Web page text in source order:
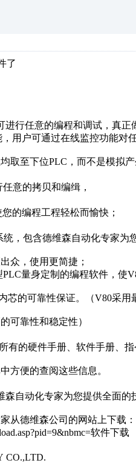
了
进行任意的编程和调试，真正
用户可通过在线监控功能对
取至下位PLC，而不是模拟
意的拷贝和编缉，
的编程工程轻松而愉快；
统，包含德维森自动化专家为
众，使用更简捷；
PLC量身定制的编程软件，使
芯的可靠性保证。（V80采
可靠性和稳定性）
有的硬件手册、软件手册、
方便的查阅这些信息。
森自动化专家为您提供全面的
从德维森公司的网站上下载：
软件下载
CO.,LTD.